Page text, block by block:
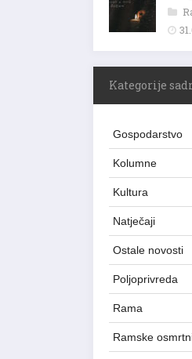
Kategorije
Gospodarstvo
Kolumne
Kultura
Natječaji
Ostale novosti
Poljoprivreda
Rama
Ramske